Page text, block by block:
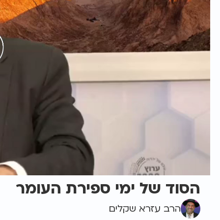
הסוד של ימי ספירת העומר
הרב עזרא שקלים